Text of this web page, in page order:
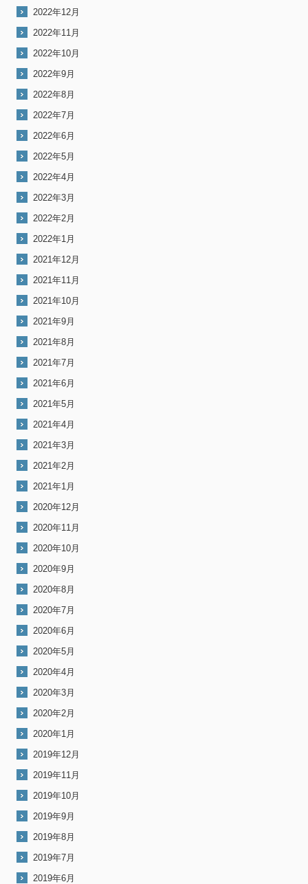
2022年12月
2022年11月
2022年10月
2022年9月
2022年8月
2022年7月
2022年6月
2022年5月
2022年4月
2022年3月
2022年2月
2022年1月
2021年12月
2021年11月
2021年10月
2021年9月
2021年8月
2021年7月
2021年6月
2021年5月
2021年4月
2021年3月
2021年2月
2021年1月
2020年12月
2020年11月
2020年10月
2020年9月
2020年8月
2020年7月
2020年6月
2020年5月
2020年4月
2020年3月
2020年2月
2020年1月
2019年12月
2019年11月
2019年10月
2019年9月
2019年8月
2019年7月
2019年6月